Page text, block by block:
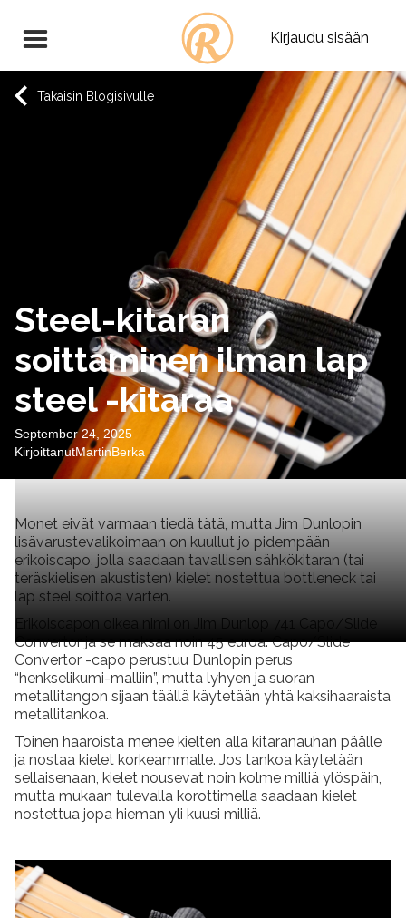
Kirjaudu sisään
Takaisin Blogisivulle
Steel-kitaran
soittaminen ilman lap
steel -kitaraa
September 24, 2025
KirjoittanutMartinBerka
Monet eivät varmaan tiedä tätä, mutta Jim Dunlopin
lisävarustevalikoimaan on kuullut jo pidempään
erikoiscapo, jolla saadaan tavallisen sähkökitaran (tai
teräskielisen akustisten) kielet nostettua bottleneck tai
lap steel soittoa varten.
Erikoiscapon oikea nimi on Jim Dunlop 741 Capo/Slide
Convertor ja se maksaa noin 45 euroa. Capo/Slide
Convertor -capo perustuu Dunlopin perus
“henkselikumi-malliin”, mutta lyhyen ja suoran
metallitangon sijaan täällä käytetään yhtä kaksihaaraista
metallitankoa.
Toinen haaroista menee kielten alla kitaranauhan päälle
ja nostaa kielet korkeammalle. Jos tankoa käytetään
sellaisenaan, kielet nousevat noin kolme milliä ylöspäin,
mutta mukaan tulevalla korottimella saadaan kielet
nostettua jopa hieman yli kuusi milliä.